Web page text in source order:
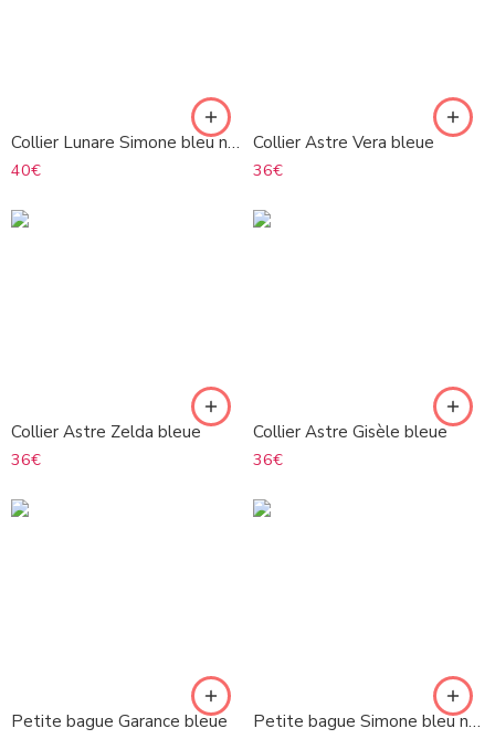
Collier Lunare Simone bleu noir
40€
Collier Astre Vera bleue
36€
Collier Astre Zelda bleue
36€
Collier Astre Gisèle bleue
36€
Petite bague Garance bleue
Petite bague Simone bleu noir